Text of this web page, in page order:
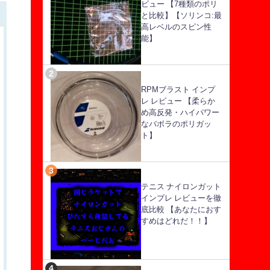
ビュー 【7種類のポリ
と比較】【ソリンコ:最
高レベルのスピン性
能】
RPMブラスト インプ
レ レビュー 【柔らか
め高反発・ハイパワー
なバボラのポリガッ
ト】
テニス ナイロンガット
インプレ レビューを徹
底比較 【あなたにおす
すめはどれだ！！】